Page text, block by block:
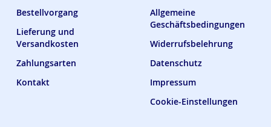
Bestellvorgang
Lieferung und
Versandkosten
Zahlungsarten
Kontakt
Allgemeine
Geschäftsbedingungen
Widerrufsbelehrung
Datenschutz
Impressum
Cookie-Einstellungen